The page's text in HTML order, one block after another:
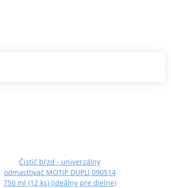
Čistič bŕzd - univerzálny
odmasťovač MOTIP DUPLI 090514
750 ml (12 ks) (ideálny pre dielne)